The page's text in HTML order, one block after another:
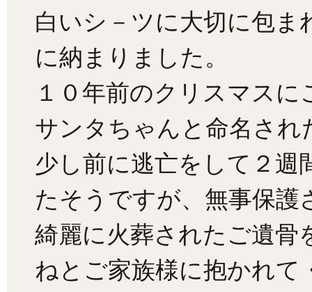
白いシ－ツに大切に包
に納まりました。
１０年前のクリスマス
サンタちゃんと命名され
少し前に逃亡をして２週
たそうですが、無事保護
綺麗に火葬されたご遺骨
ねとご家族様に抱かれて